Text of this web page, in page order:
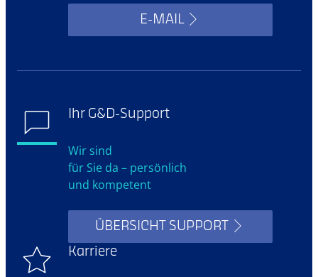
E-MAIL
Ihr G&D-Support
Wir sind
für Sie da – persönlich
und kompetent
ÜBERSICHT SUPPORT
Karriere